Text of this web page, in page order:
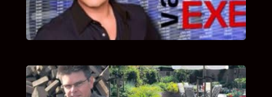
van Bricks and Stones aan dit programma.
INTERVIEW MET HANS BOEREMA